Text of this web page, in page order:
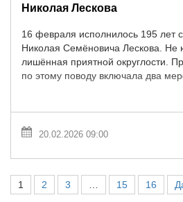
Николая Лескова
16 февраля исполнилось 195 лет
Николая Семёновича Лескова. Не
лишённая приятной округлости.
по этому поводу включала два
20.02.2026 09:00
1 2 3 15 16